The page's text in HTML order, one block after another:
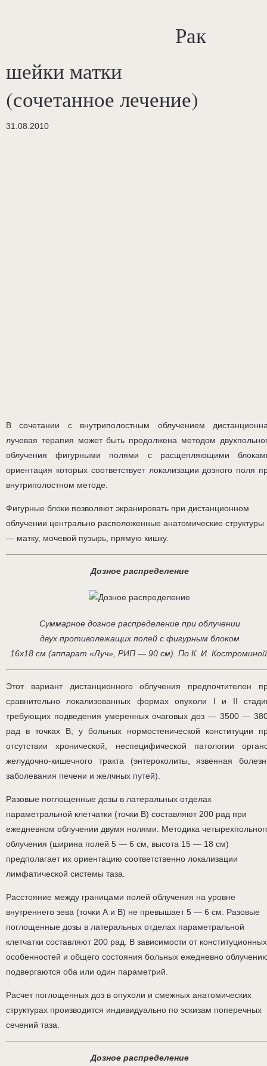
Рак
шейки матки
(сочетанное лечение)
31.08.2010
В сочетании с внутриполостным облучением
лучевая терапия может быть продолжена методом
облучения фигурными полями с расщепляющими
ориентация которых соответствует локализации дозного поля
внутриполостном методе.
Фигурные блоки позволяют экранировать при дистанционном
облучении центрально расположенные анатомические структуры
— матку, мочевой пузырь, прямую кишку.
Дозное распределение
Суммарное дозное распределение при облучении
двух противолежащих полей с фигурным блоком
16х18 см (аппарат «Луч», РИП — 90 см). По К. И.
Этот вариант дистанционного облучения предпочтителен
сравнительно локализованных формах опухоли I и II
требующих подведения умеренных очаговых доз — 3500 —
рад в точках В; у больных нормостенической конституции
отсутствии хронической, неспецифической патологии
желудочно-кишечного тракта (энтероколиты, язвенная
заболевания печени и желчных путей).
Разовые поглощенные дозы в латеральных отделах
параметральной клетчатки (точки В) составляют 200 рад при
ежедневном облучении двумя нолями. Методика
облучения (ширина полей 5 — 6 см, высота 15 — 18 см)
предполагает их ориентацию соответственно локализации
лимфатической системы таза.
Расстояние между границами полей облучения на уровне
внутреннего зева (точки А и В) не превышает 5 — 6 см. Разовые
поглощенные дозы в латеральных отделах параметральной
клетчатки составляют 200 рад. В зависимости от конституционных
особенностей и общего состояния больных ежедневно
подвергаются оба или один параметрий.
Расчет поглощенных доз в опухоли и смежных анатомических
структурах производится индивидуально по эскизам поперечных
сечений таза.
Дозное распределение